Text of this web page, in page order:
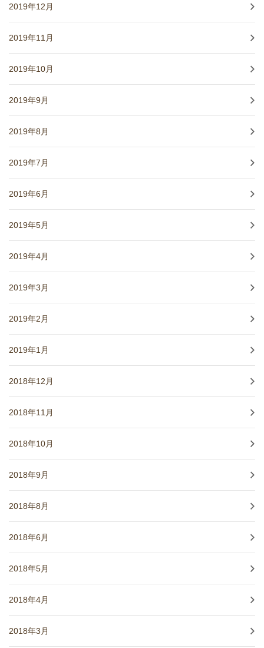
2019年12月
2019年11月
2019年10月
2019年9月
2019年8月
2019年7月
2019年6月
2019年5月
2019年4月
2019年3月
2019年2月
2019年1月
2018年12月
2018年11月
2018年10月
2018年9月
2018年8月
2018年6月
2018年5月
2018年4月
2018年3月